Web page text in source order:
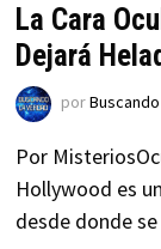
La Cara
Dejará
por
Por
Hollywood es
desde donde